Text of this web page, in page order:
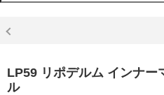
LP59 リポデルム インナー
ル